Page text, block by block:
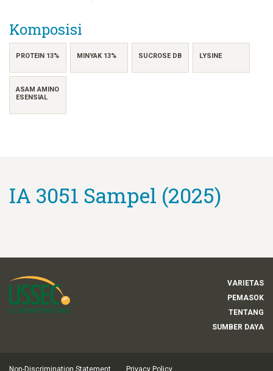
Komposisi
PROTEIN 13% MINYAK 13% SUCROSE DB LYSINE
ASAM AMINO
ESENSIAL
IA 3051 Sampel (2025)
VARIETAS
PEMASOK
TENTANG
SUMBER DAYA
Non-Discrimination Statement Privacy Policy